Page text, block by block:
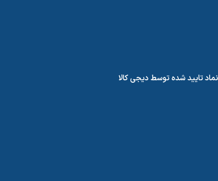
نماد تایید شده توسط دیجی کالا